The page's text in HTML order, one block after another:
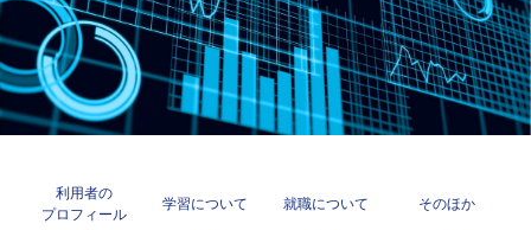
利用者の
プロフィール
学習について 就職について そのほか